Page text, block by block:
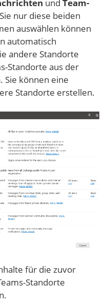
und Team-
nur diese beiden
auswählen können
automatisch
andere Standorte
Standorte aus der
Sie können eine
Standorte erstellen.
für die zuvor
Standorte